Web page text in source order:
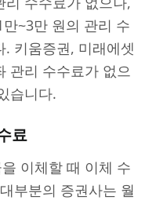
~3만 원의 관리 수
키움증권, 미래에셋
관리 수수료가 없으
습니다.
료
이체할 때 이체 수
부분의 증권사는 월